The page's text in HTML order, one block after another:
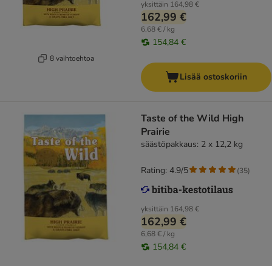
8 vaihtoehtoa
yksittäin 164,98 €
162,99 €
6,68 € / kg
154,84 €
Lisää ostoskoriin
Taste of the Wild High
Prairie
säästöpakkaus: 2 x 12,2 kg
yksittäin 164,98 €
162,99 €
6,68 € / kg
154,84 €
Rating: 4.9/5 (35)